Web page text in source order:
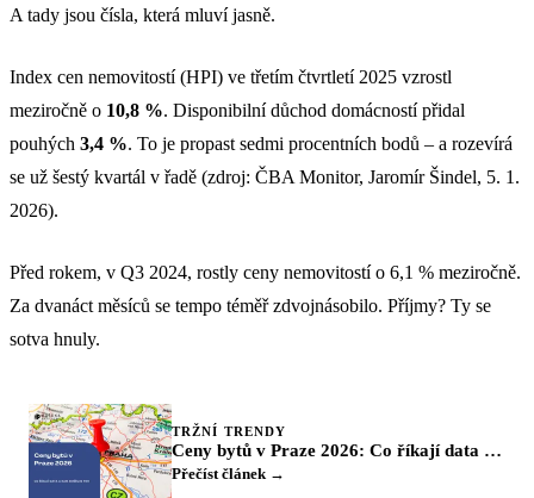
A tady jsou čísla, která mluví jasně.
Index cen nemovitostí (HPI) ve třetím čtvrtletí 2025 vzrostl
meziročně o 10,8 %. Disponibilní důchod domácností přidal
pouhých 3,4 %. To je propast sedmi procentních bodů – a rozevírá
se už šestý kvartál v řadě (zdroj: ČBA Monitor, Jaromír Šindel, 5. 1.
2026).
Před rokem, v Q3 2024, rostly ceny nemovitostí o 6,1 % meziročně.
Za dvanáct měsíců se tempo téměř zdvojnásobilo. Příjmy? Ty se
sotva hnuly.
TRŽNÍ TRENDY
Ceny bytů v Praze 2026: Co říkají data a kam směřuje trh
Přečíst článek →